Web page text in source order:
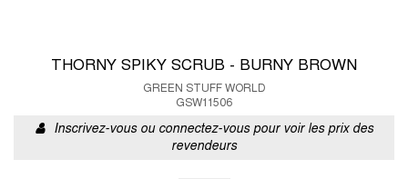
THORNY SPIKY SCRUB - BURNY BROWN
GREEN STUFF WORLD
GSW11506
Inscrivez-vous ou connectez-vous pour voir les prix des
revendeurs